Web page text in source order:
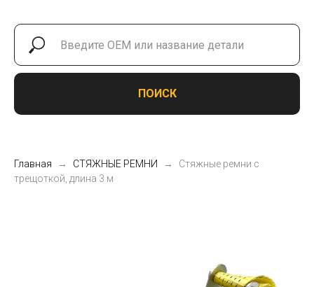
ПОИСК
Главная СТЯЖНЫЕ РЕМНИ
Стяжные ремни с
трещоткой, длина 3 м